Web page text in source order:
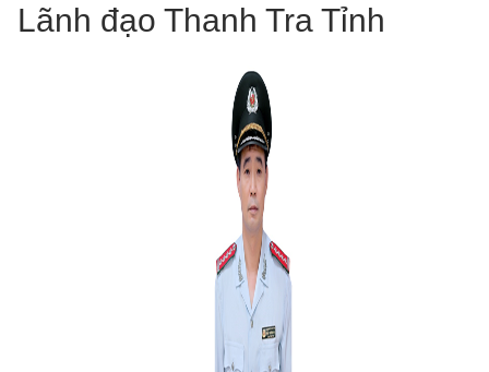
Lãnh đạo Thanh Tra Tỉnh